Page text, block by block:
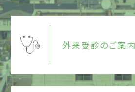
外来受診のご案内